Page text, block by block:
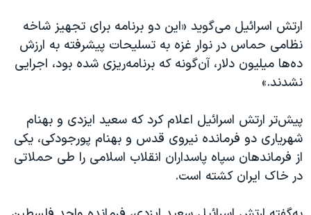
ارتش اسرائیل می‌گوید «این دو برنامه برای تجهیز شاخه
نظامی حماس در نوار غزه به تسلیحات پیشرفته به ارزش
ده‌ها میلیون دلار، آن‌گونه که برنامه‌ریزی شده بود، اجرایی
نشدند.»
پیش‌تر ارتش اسرائیل اعلام کرد که سعید ایزدی و بهنام
شهریاری دو فرمانده نیروی قدس و بهنام پورجودکی، یکی
از فرماندهان سپاه پاسداران انقلاب اسلامی را طی حملاتی
در خاک ایران کشته است.